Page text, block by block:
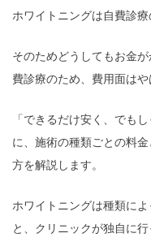
ホワイトニングは自費診療
そのためどうしてもお金
費診療のため、費用面はや
「できるだけ安く、でも
に、施術の種類ごとの料
方を解説します。
ホワイトニングは種類に
と、クリニックが独自に